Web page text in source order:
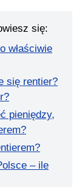
się:
właściwie
się rentier?
pieniędzy,
– ile